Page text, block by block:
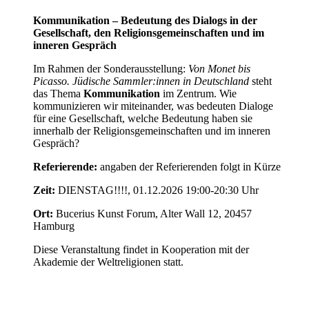
Kommunikation –Bedeutung des Dialogs in der
Gesellschaft, den Religionsgemeinschaften und im
inneren Gespräch
Im Rahmen der Sonderausstellung: Von Monet bis
Picasso. Jüdische Sammler:innen in Deutschland steht
das Thema Kommunikation im Zentrum. Wie
kommunizieren wir miteinander, was bedeuten Dialoge
für eine Gesellschaft, welche Bedeutung haben sie
innerhalb der Religionsgemeinschaften und im inneren
Gespräch?
Referierende: angaben der Referierenden folgt in Kürze
Zeit: DIENSTAG!!!!, 01.12.2026 19:00-20:30 Uhr
Ort: Bucerius Kunst Forum, Alter Wall 12, 20457
Hamburg
Diese Veranstaltung findet in Kooperation mit der
Akademie der Weltreligionen statt.